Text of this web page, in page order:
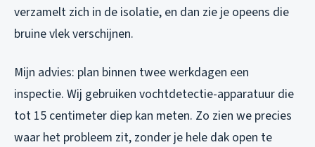
verzamelt zich in de isolatie, en dan zie je opeens die
bruine vlek verschijnen.
Mijn advies: plan binnen twee werkdagen een
inspectie. Wij gebruiken vochtdetectie-apparatuur die
tot 15 centimeter diep kan meten. Zo zien we precies
waar het probleem zit, zonder je hele dak open te